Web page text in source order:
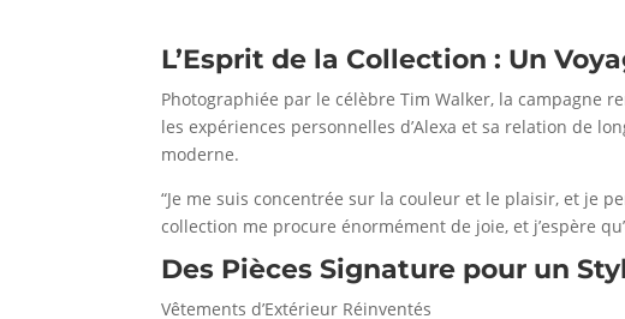
L’Esprit de la Collection : Un
Photographiée par le célèbre Tim Walker, la campagne
les expériences personnelles d’Alexa et sa relation de
moderne.
“Je me suis concentrée sur la couleur et le plaisir, et je
collection me procure énormément de joie, et j’espère
Des Pièces Signature pour un
Vêtements d’Extérieur Réinventés